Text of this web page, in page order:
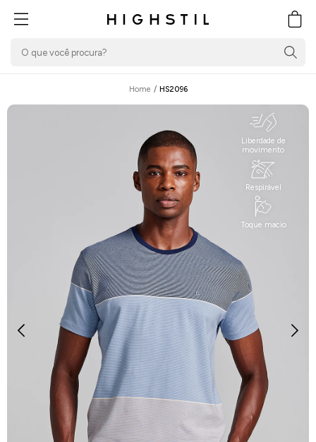
Home / HS2096
Liberdade de
movimento
Respirável
Toque macio